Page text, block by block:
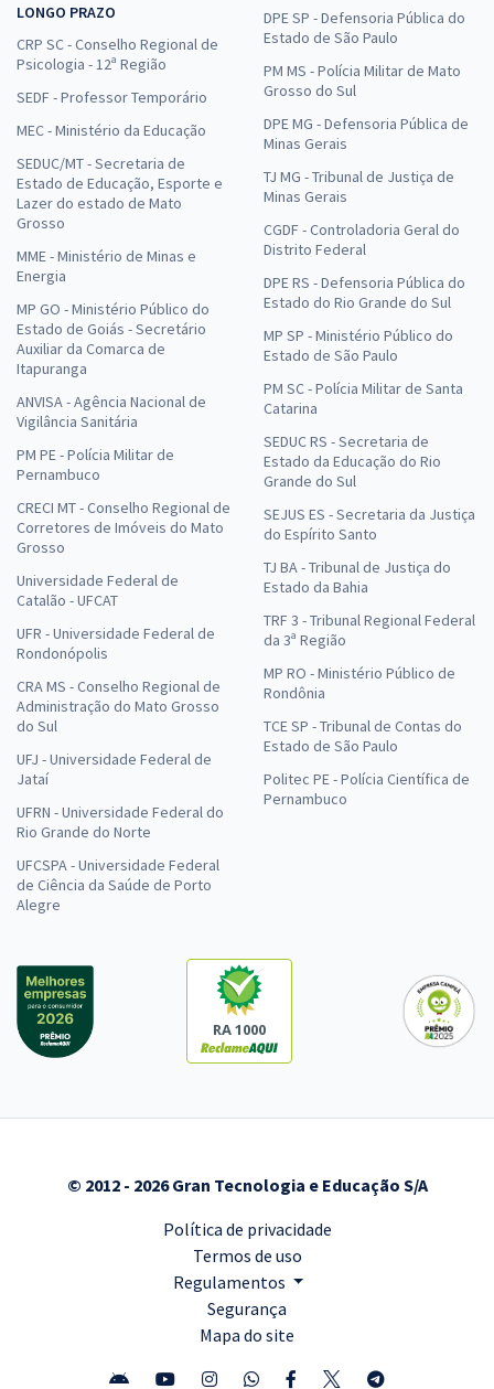
LONGO PRAZO
CRP SC - Conselho Regional de
Psicologia - 12ª Região
SEDF - Professor Temporário
MEC - Ministério da Educação
SEDUC/MT - Secretaria de
Estado de Educação, Esporte e
Lazer do estado de Mato
Grosso
MME - Ministério de Minas e
Energia
MP GO - Ministério Público do
Estado de Goiás - Secretário
Auxiliar da Comarca de
Itapuranga
ANVISA - Agência Nacional de
Vigilância Sanitária
PM PE - Polícia Militar de
Pernambuco
CRECI MT - Conselho Regional de
Corretores de Imóveis do Mato
Grosso
Universidade Federal de
Catalão - UFCAT
UFR - Universidade Federal de
Rondonópolis
CRA MS - Conselho Regional de
Administração do Mato Grosso
do Sul
UFJ - Universidade Federal de
Jataí
UFRN - Universidade Federal do
Rio Grande do Norte
UFCSPA - Universidade Federal
de Ciência da Saúde de Porto
Alegre
DPE SP - Defensoria Pública do
Estado de São Paulo
PM MS - Polícia Militar de Mato
Grosso do Sul
DPE MG - Defensoria Pública de
Minas Gerais
TJ MG - Tribunal de Justiça de
Minas Gerais
CGDF - Controladoria Geral do
Distrito Federal
DPE RS - Defensoria Pública do
Estado do Rio Grande do Sul
MP SP - Ministério Público do
Estado de São Paulo
PM SC - Polícia Militar de Santa
Catarina
SEDUC RS - Secretaria de
Estado da Educação do Rio
Grande do Sul
SEJUS ES - Secretaria da Justiça
do Espírito Santo
TJ BA - Tribunal de Justiça do
Estado da Bahia
TRF 3 - Tribunal Regional Federal
da 3ª Região
MP RO - Ministério Público de
Rondônia
TCE SP - Tribunal de Contas do
Estado de São Paulo
Politec PE - Polícia Científica de
Pernambuco
RA 1000
© 2012 - 2026 Gran Tecnologia e Educação S/A
Política de privacidade
Termos de uso
Regulamentos
Segurança
Mapa do site